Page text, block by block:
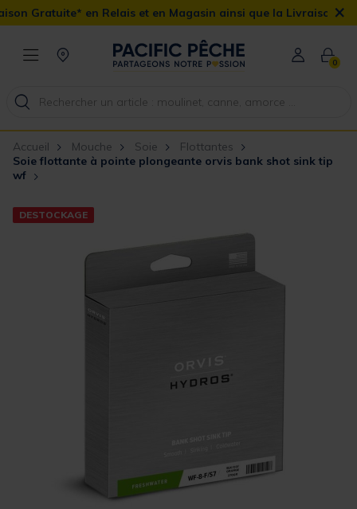
Gratuite* en Relais et en Magasin ainsi que la Livraison ×
0
Accueil Mouche Soie
Flottantes
Soie flottante à pointe plongeante orvis bank shot sink tip
wf
DESTOCKAGE